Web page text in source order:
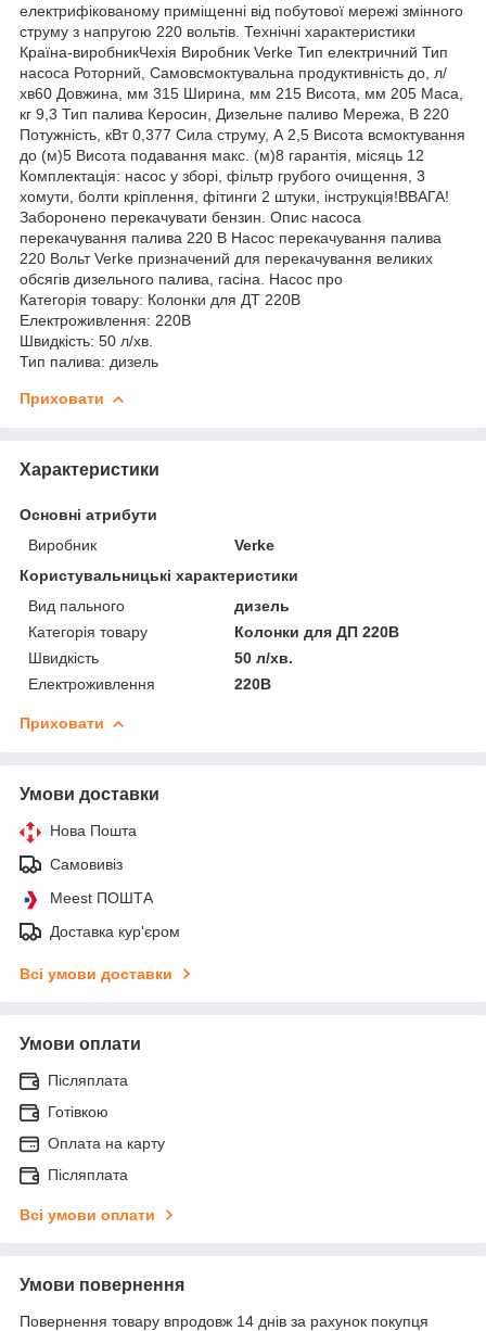
електрифікованому приміщенні від побутової мережі змінного
струму з напругою 220 вольтів. Технічні характеристики
Країна-виробникЧехія Виробник Verke Тип електричний Тип
насоса Роторний, Самовсмоктувальна продуктивність до, л/
хв60 Довжина, мм 315 Ширина, мм 215 Висота, мм 205 Маса,
кг 9,3 Тип палива Керосин, Дизельне паливо Мережа, В 220
Потужність, кВт 0,377 Сила струму, А 2,5 Висота всмоктування
до (м)5 Висота подавання макс. (м)8 гарантія, місяць 12
Комплектація: насос у зборі, фільтр грубого очищення, 3
хомути, болти кріплення, фітинги 2 штуки, інструкція!ВВАГА!
Заборонено перекачувати бензин. Опис насоса
перекачування палива 220 В Насос перекачування палива
220 Вольт Verke призначений для перекачування великих
обсягів дизельного палива, гасіна. Насос про
Категорія товару: Колонки для ДТ 220В
Електроживлення: 220В
Швидкість: 50 л/хв.
Тип палива: дизель
Приховати
Характеристики
Основні атрибути
Виробник
Verke
Користувальницькі характеристики
Вид пального
дизель
Категорія товару
Колонки для ДП 220В
Швидкість
50 л/хв.
Електроживлення
220В
Приховати
Умови доставки
Нова Пошта
Самовивіз
Meest ПОШТА
Доставка кур'єром
Всі умови доставки
Умови оплати
Післяплата
Готівкою
Оплата на карту
Післяплата
Всі умови оплати
Умови повернення
Повернення товару впродовж 14 днів за рахунок покупця